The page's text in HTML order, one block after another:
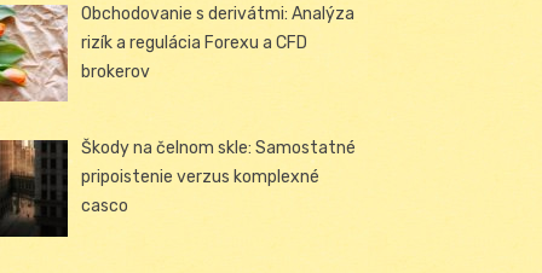
Obchodovanie s derivátmi: Analýza
rizík a regulácia Forexu a CFD
brokerov
Škody na čelnom skle: Samostatné
pripoistenie verzus komplexné
casco